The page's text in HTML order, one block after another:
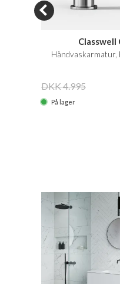
Classwell
Håndvaskarmatur,
DKK 4.995
På lager